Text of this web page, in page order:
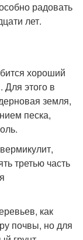
радовать
лет.
хороший
Для этого в
земля,
песка,
третью часть
как
почвы, но для